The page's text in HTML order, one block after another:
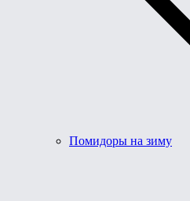
Помидоры на зиму